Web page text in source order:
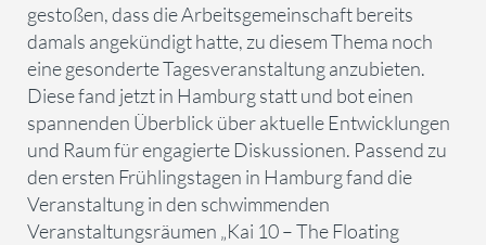
gestoßen, dass die Arbeitsgemeinschaft bereits
damals angekündigt hatte, zu diesem Thema noch
eine gesonderte Tagesveranstaltung anzubieten.
Diese fand jetzt in Hamburg statt und bot einen
spannenden Überblick über aktuelle Entwicklungen
und Raum für engagierte Diskussionen. Passend zu
den ersten Frühlingstagen in Hamburg fand die
Veranstaltung in den schwimmenden
Veranstaltungsräumen „Kai 10 – The Floating